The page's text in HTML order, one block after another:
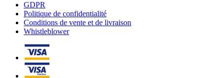
GDPR
Politique de confidentialité
Conditions de vente et de livraison
Whistleblower